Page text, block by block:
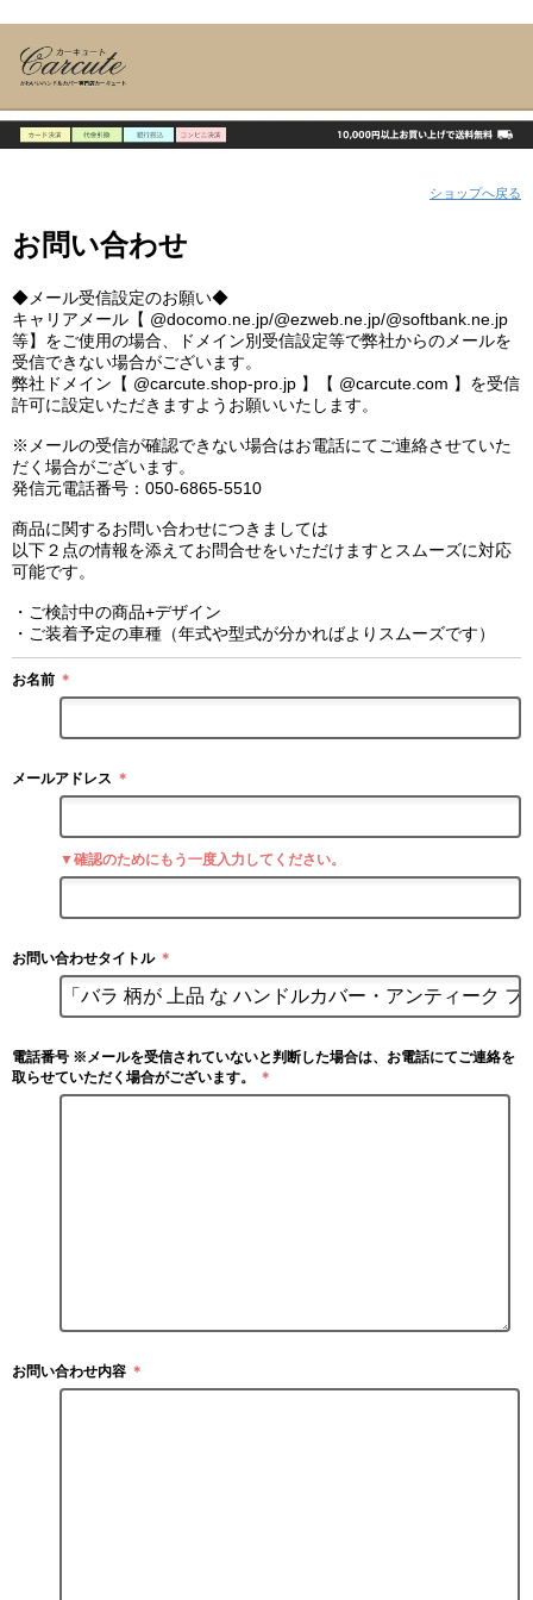
ショップへ戻る
お問い合わせ
◆メール受信設定のお願い◆
キャリアメール【 @docomo.ne.jp/@ezweb.ne.jp/@softbank.ne.jp
等】をご使用の場合、ドメイン別受信設定等で弊社からのメールを
受信できない場合がございます。
弊社ドメイン【 @carcute.shop-pro.jp 】【 @carcute.com 】を受信
許可に設定いただきますようお願いいたします。
※メールの受信が確認できない場合はお電話にてご連絡させていた
だく場合がございます。
発信元電話番号：050-6865-5510
商品に関するお問い合わせにつきましては
以下２点の情報を添えてお問合せをいただけますとスムーズに対応
可能です。
・ご検討中の商品+デザイン
・ご装着予定の車種（年式や型式が分かればよりスムーズです）
お名前 ＊
メールアドレス ＊
▼確認のためにもう一度入力してください。
お問い合わせタイトル ＊
電話番号 ※メールを受信されていないと判断した場合は、お電話にてご連絡を
取らせていただく場合がございます。
＊
お問い合わせ内容 ＊